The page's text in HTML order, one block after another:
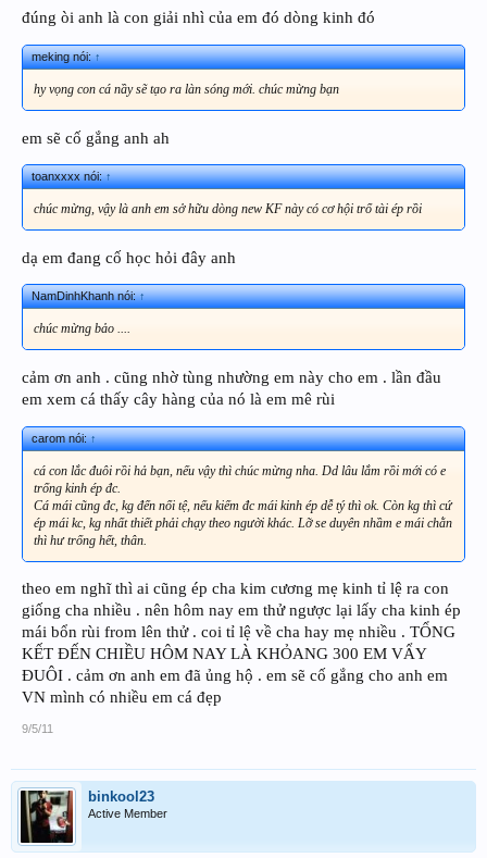
đúng òi anh là con giải nhì của em đó dòng kinh đó
meking nói:↑
hy vọng con cá nầy sẽ tạo ra làn sóng mới. chúc mừng bạn
em sẽ cố gắng anh ah
toanxxxx nói:↑
chúc mừng, vậy là anh em sở hữu dòng new KF này có cơ hội trổ tài ép rồi
dạ em đang cố học hỏi đây anh
NamDinhKhanh nói:↑
chúc mừng bảo ....
cảm ơn anh . cũng nhờ tùng nhường em này cho em . lần đầu
em xem cá thấy cây hàng của nó là em mê rùi
carom nói:↑
cá con lắc đuôi rồi hả bạn, nếu vậy thì chúc mừng nha. Dd lâu lắm rồi mới có e
trống kinh ép đc.
Cá mái cũng đc, kg đến nổi tệ, nếu kiếm đc mái kinh ép dễ tý thì ok. Còn kg thì cứ
ép mái kc, kg nhất thiết phải chạy theo người khác. Lỡ se duyên nhầm e mái chằn
thì hư trống hết, thân.
theo em nghĩ thì ai cũng ép cha kim cương mẹ kinh tỉ lệ ra con
giống cha nhiều . nên hôm nay em thử ngược lại lấy cha kinh ép
mái bổn rùi from lên thử . coi tỉ lệ về cha hay mẹ nhiều . TỔNG
KẾT ĐẾN CHIỀU HÔM NAY LÀ KHỎANG 300 EM VẨY
ĐUÔI . cảm ơn anh em đã ủng hộ . em sẽ cố gắng cho anh em
VN mình có nhiều em cá đẹp
9/5/11
binkool23
Active Member